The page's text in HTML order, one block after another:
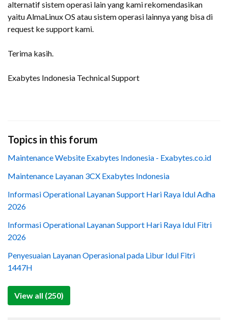
alternatif sistem operasi lain yang kami rekomendasikan
yaitu AlmaLinux OS atau sistem operasi lainnya yang bisa di
request ke support kami.
Terima kasih.
Exabytes Indonesia Technical Support
Topics in this forum
Maintenance Website Exabytes Indonesia - Exabytes.co.id
Maintenance Layanan 3CX Exabytes Indonesia
Informasi Operational Layanan Support Hari Raya Idul Adha
2026
Informasi Operational Layanan Support Hari Raya Idul Fitri
2026
Penyesuaian Layanan Operasional pada Libur Idul Fitri
1447H
View all (250)